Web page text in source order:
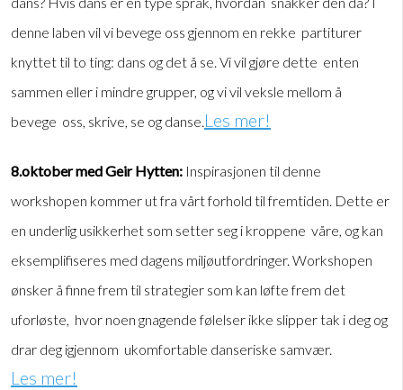
denne laben vil vi bevege oss gjennom en rekke partiturer
knyttet til to ting: dans og det å se. Vi vil gjøre dette enten
sammen eller i mindre grupper, og vi vil veksle mellom å
bevege oss, skrive, se og danse.Les mer!
8.oktober med Geir Hytten: Inspirasjonen til denne
workshopen kommer ut fra vårt forhold til fremtiden. Dette er
en underlig usikkerhet som setter seg i kroppene våre, og kan
eksemplifiseres med dagens miljøutfordringer. Workshopen
ønsker å finne frem til strategier som kan løfte frem det
uforløste, hvor noen gnagende følelser ikke slipper tak i deg og
drar deg igjennom ukomfortable danseriske samvær.
Les mer!